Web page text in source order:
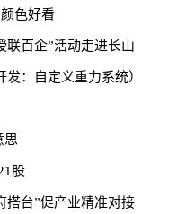
色好看
联百企”活动走进长山
：自定义重力系统）
思
股
搭台”促产业精准对接